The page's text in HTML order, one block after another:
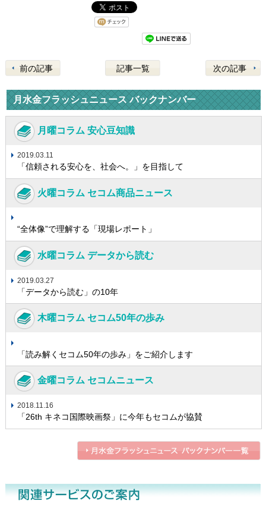
前の記事 記事一覧 次の記事
月水金フラッシュニュース バックナンバー
月曜コラム 安心豆知識
2019.03.11
「信頼される安心を、社会へ。」を目指して
火曜コラム セコム商品ニュース
“全体像”で理解する「現場レポート」
水曜コラム データから読む
2019.03.27
「データから読む」の10年
木曜コラム セコム50年の歩み
「読み解くセコム50年の歩み」をご紹介します
金曜コラム セコムニュース
2018.11.16
「26th キネコ国際映画祭」に今年もセコムが協賛